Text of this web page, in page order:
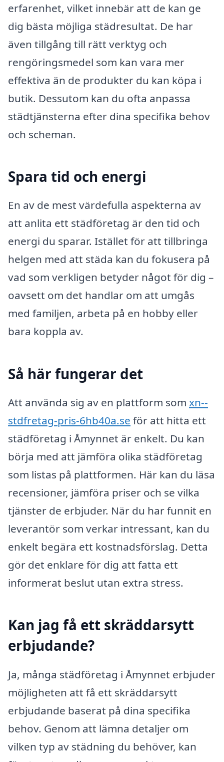
erfarenhet, vilket innebär att de kan ge
dig bästa möjliga städresultat. De har
även tillgång till rätt verktyg och
rengöringsmedel som kan vara mer
effektiva än de produkter du kan köpa i
butik. Dessutom kan du ofta anpassa
städtjänsterna efter dina specifika behov
och scheman.
Spara tid och energi
En av de mest värdefulla aspekterna av
att anlita ett städföretag är den tid och
energi du sparar. Istället för att tillbringa
helgen med att städa kan du fokusera på
vad som verkligen betyder något för dig –
oavsett om det handlar om att umgås
med familjen, arbeta på en hobby eller
bara koppla av.
Så här fungerar det
Att använda sig av en plattform som xn--
stdfretag-pris-6hb40a.se för att hitta ett
städföretag i Åmynnet är enkelt. Du kan
börja med att jämföra olika städföretag
som listas på plattformen. Här kan du läsa
recensioner, jämföra priser och se vilka
tjänster de erbjuder. När du har funnit en
leverantör som verkar intressant, kan du
enkelt begära ett kostnadsförslag. Detta
gör det enklare för dig att fatta ett
informerat beslut utan extra stress.
Kan jag få ett skräddarsytt
erbjudande?
Ja, många städföretag i Åmynnet erbjuder
möjligheten att få ett skräddarsytt
erbjudande baserat på dina specifika
behov. Genom att lämna detaljer om
vilken typ av städning du behöver, kan